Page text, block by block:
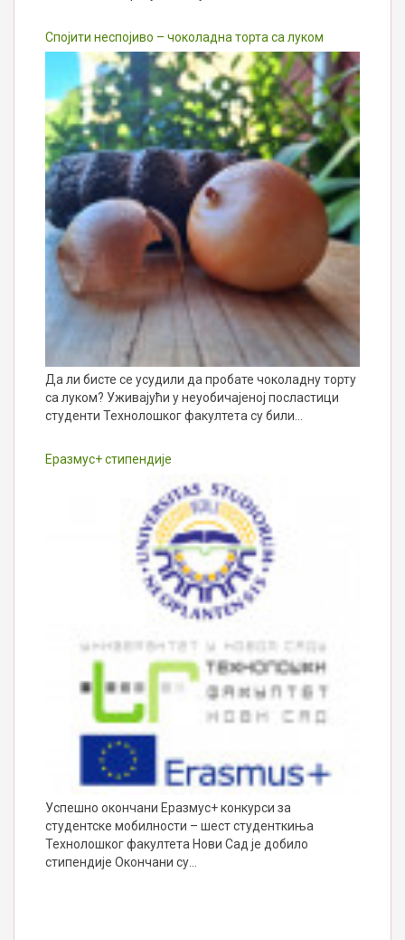
Спојити неспојиво – чоколадна торта са луком
Да ли бисте се усудили да пробате чоколадну торту
са луком? Уживајући у неуобичајеној посластици
студенти Технолошког факултета су били…
Еразмус+ стипендије
Успешно окончани Еразмус+ конкурси за
студентске мобилности – шест студенткиња
Технолошког факултета Нови Сад је добило
стипендије Окончани су…